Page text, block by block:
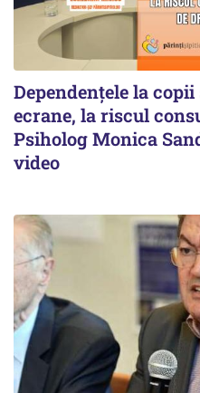
Dependențele la
ecrane, la riscul
Psiholog Monica
video